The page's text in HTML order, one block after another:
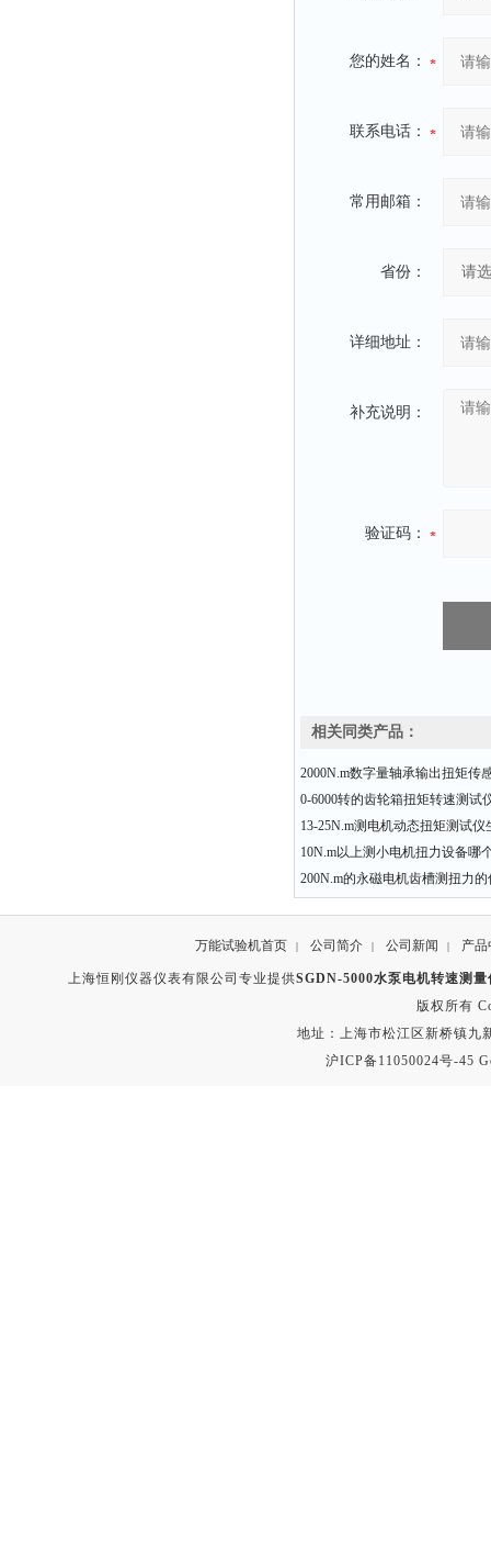
您的姓名：
联系电话：
常用邮箱：
省份：
详细地址：
补充说明：
验证码：
相关同类产品：
2000N.m数字量轴承输出扭矩传
0-6000转的齿轮箱扭矩转速测试
13-25N.m测电机动态扭矩测试仪
10N.m以上测小电机扭力设备哪
200N.m的永磁电机齿槽测扭力
万能试验机首页 | 公司简介 | 公司新闻 | 产品
上海恒刚仪器仪表有限公司专业提供SGDN-5000水泵电机转速测
版权所有
地址：上海市松江区新桥镇九
沪ICP备11050024号-45